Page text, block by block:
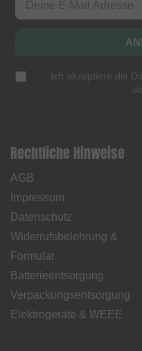
Ich akzeptiere die
Rechtliche Hinweise
AGB
Impressum
Datenschutz
Widerrufsbelehrung &
Formular
Batterieentsorgung
Verpackungsentsorgung
Elektrogeräte & WEEE